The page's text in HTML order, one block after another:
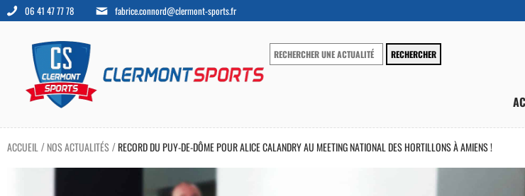
06 41 47 77 78 fabrice.connord@clermont-sports.fr
ACCUEIL / NOS ACTUALITÉS/RECORD DU PUY-DE-DÔME POUR ALICE CALANDRY AU MEETING NATIONAL DES HORTILLONS À AMIENS !